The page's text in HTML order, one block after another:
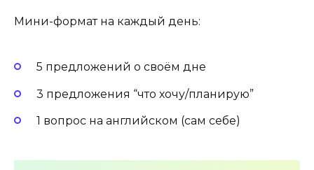
Мини-формат на каждый день:
5 предложений о своём дне
3 предложения “что хочу/планирую”
1 вопрос на английском (сам себе)